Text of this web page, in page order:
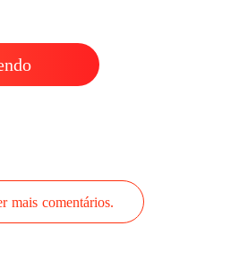
mais comentários.